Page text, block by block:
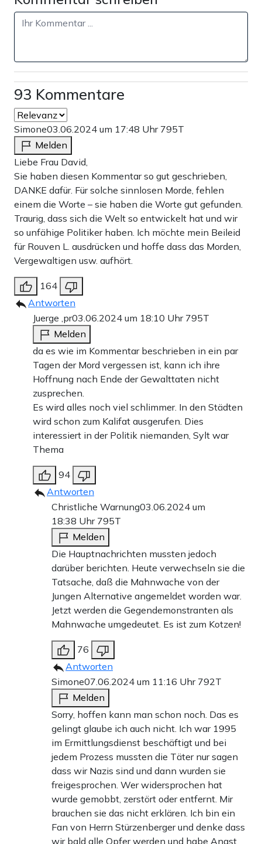
93 Kommentare
Simone03.06.2024 um 17:48 Uhr 795T
Melden
Liebe Frau David,
Sie haben diesen Kommentar so gut geschrieben,
DANKE dafür. Für solche sinnlosen Morde, fehlen
einem die Worte – sie haben die Worte gut gefunden.
Traurig, dass sich die Welt so entwickelt hat und wir
so unfähige Politiker haben. Ich möchte mein Beileid
für Rouven L. ausdrücken und hoffe dass das Morden,
Vergewaltigen usw. aufhört.
164
Antworten
Juerge ,pr03.06.2024 um 18:10 Uhr 795T
Melden
da es wie im Kommentar beschrieben in ein par
Tagen der Mord vergessen ist, kann ich ihre
Hoffnung nach Ende der Gewalttaten nicht
zusprechen.
Es wird alles noch viel schlimmer. In den Städten
wird schon zum Kalifat ausgerufen. Dies
interessiert in der Politik niemanden, Sylt war
Thema
94
Antworten
Christliche Warnung03.06.2024 um
18:38 Uhr 795T
Melden
Die Hauptnachrichten mussten jedoch
darüber berichten. Heute verwechseln sie die
Tatsache, daß die Mahnwache von der
Jungen Alternative angemeldet worden war.
Jetzt werden die Gegendemonstranten als
Mahnwache umgedeutet. Es ist zum Kotzen!
76
Antworten
Simone07.06.2024 um 11:16 Uhr 792T
Melden
Sorry, hoffen kann man schon noch. Das es
gelingt glaube ich auch nicht. Ich war 1995
im Ermittlungsdienst beschäftigt und bei
jedem Prozess mussten die Täter nur sagen
dass wir Nazis sind und dann wurden sie
freigesprochen. Wer widersprochen hat
wurde gemobbt, zerstört oder entfernt. Mir
brauchen sie das nicht erklären. Ich bin ein
Fan von Herrn Stürzenberger und denke dass
wir bald alle Opfer werden und habe Angst